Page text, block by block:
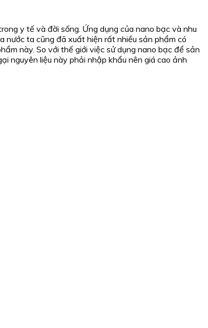
y tế và đời sống. Ứng dụng của nano bạc và nhu
nước ta cũng đã xuất hiện rất nhiều sản phẩm có
này. So với thế giới việc sử dụng nano bạc để sản
nguyên liệu này phải nhập khẩu nên giá cao ảnh